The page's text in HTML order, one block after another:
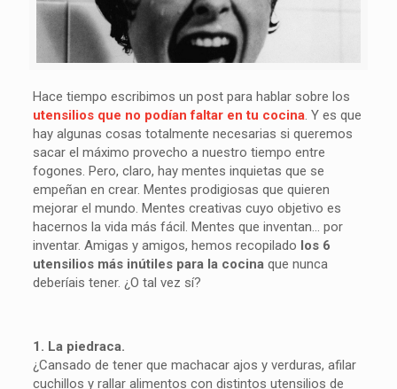
Hace tiempo escribimos un post para hablar sobre los
utensilios que no podían faltar en tu cocina. Y es que
hay algunas cosas totalmente necesarias si queremos
sacar el máximo provecho a nuestro tiempo entre
fogones. Pero, claro, hay mentes inquietas que se
empeñan en crear. Mentes prodigiosas que quieren
mejorar el mundo. Mentes creativas cuyo objetivo es
hacernos la vida más fácil. Mentes que inventan… por
inventar. Amigas y amigos, hemos recopilado los 6
utensilios más inútiles para la cocinaque nunca
deberíais tener. ¿O tal vez sí?
1. La piedraca.
¿Cansado de tener que machacar ajos y verduras, afilar
cuchillos y rallar alimentos con distintos utensilios de